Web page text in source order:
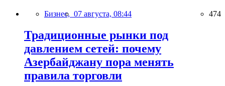
Бизнес, 07 августа, 08:44 474
Традиционные рынки под
давлением сетей: почему
Азербайджану пора менять
правила торговли